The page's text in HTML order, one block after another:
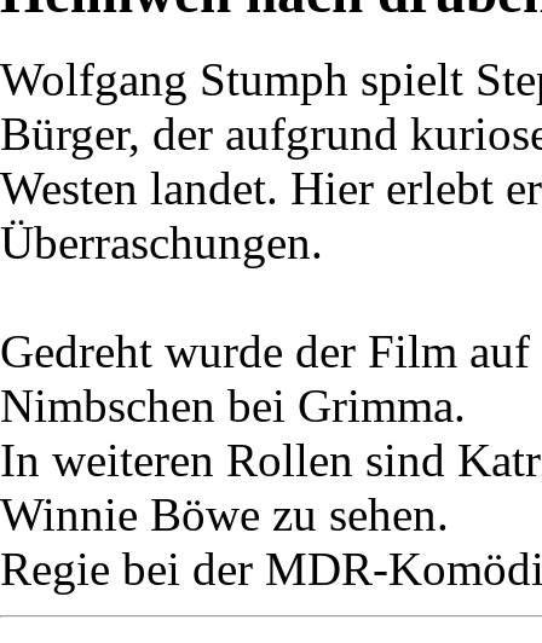
Wolfgang Stumph spielt
Bürger, der aufgrund
Westen landet. Hier erlebt
Überraschungen.
Gedreht wurde der Film
Nimbschen bei Grimma.
In weiteren Rollen sind
Winnie Böwe zu sehen.
Regie bei der MDR-